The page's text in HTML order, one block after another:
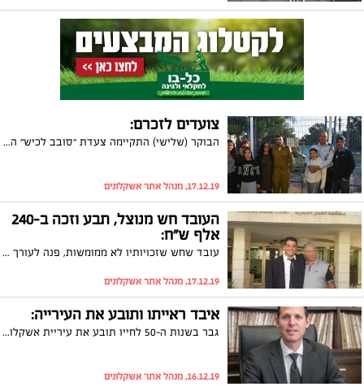
צועדים לזכרם:
הבוקר (שלישי) התקיימה צעדת ״סובב לכיש״ המסורתית בה השתתפו עשרות קציני, שוטרי ומתנדבי המרחב יחד עם בני המשפחות השכולות
17.12.19, מנהל אתר אשקלונים
העובד חש מנוצל, תבע וזכה ב-240
אלף ש"ח:
עובד שחש שזכויותיו לא ממומשות, פנה לעורך הדין לענייני עבודה, טמיר כרמי, בכדי שיסייע לו לפעול משפטית נגד המעסיק שלו. בית הדין הארצי לענייני עבודה פסק לטובת העובד לא פחות מ-240 אלף ש"ח
17.12.19, מנהל אתר אשקלונים
איבד ראייתו ותובע את העירייה:
גבר בשנות ה-50 לחייו תובע את עיריית אשקלון - נפגעתי ואיבדתי את הראיה כמעט לחלוטין כתוצאה מרשלנות בהצבת עמוד באמצע שביל גישה לרחוב אורט
16.12.19, מנהל אתר אשקלונים